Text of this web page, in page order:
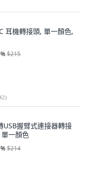
耳機轉接頭, 單一顏色,
%$215
)
USB握臂式連接器轉接
一顏色
%$214